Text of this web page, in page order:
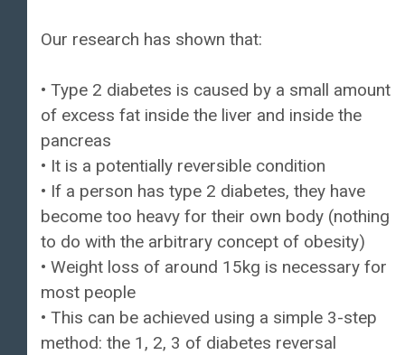
Our research has shown that:
• Type 2 diabetes is caused by a small amount
of excess fat inside the liver and inside the
pancreas
• It is a potentially reversible condition
• If a person has type 2 diabetes, they have
become too heavy for their own body (nothing
to do with the arbitrary concept of obesity)
• Weight loss of around 15kg is necessary for
most people
• This can be achieved using a simple 3-step
method: the 1, 2, 3 of diabetes reversal